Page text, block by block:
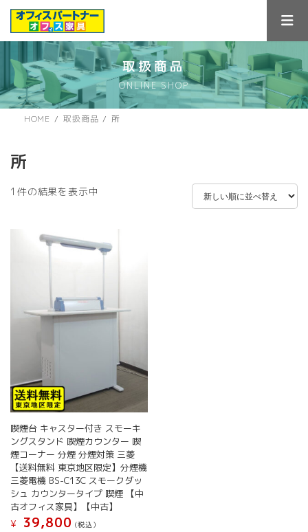
ス
キ
ン
に
取扱商品
ONLINE SHOP
HOME 取扱商品 所
所
1件の結果を表示中
喫煙台 キャスター付き スモーキ
ングスタンド 喫煙カウンター 喫
煙コーナー 分煙 分煙対策 三菱
【送料無料 東京地区限定】分煙機
三菱電機 BS-C13C スモークダッ
シュ カウンタータイプ 喫煙 【中
古オフィス家具】【中古】
¥
39,800 (税込）